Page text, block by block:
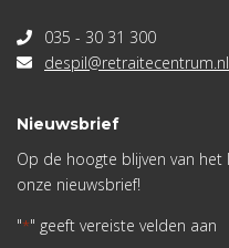
035 - 30 31 300
despil@retraitecentrum.nl
Nieuwsbrief
Op de hoogte blijven van het
onze nieuwsbrief!
"*" geeft vereiste velden aan